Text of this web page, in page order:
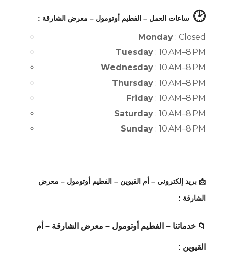
🕑 ساعات العمل – الفطيم أوتومول – معرض الشارقة :
Monday : Closed
Tuesday : 10 AM–8 PM
Wednesday : 10 AM–8 PM
Thursday : 10 AM–8 PM
Friday : 10 AM–8 PM
Saturday : 10 AM–8 PM
Sunday : 10 AM–8 PM
📩 بريد إلكتروني – أم القيوين – الفطيم أوتومول – معرض
الشارقة :
📁 خدماتنا – الفطيم أوتومول – معرض الشارقة – أم
القيوين :